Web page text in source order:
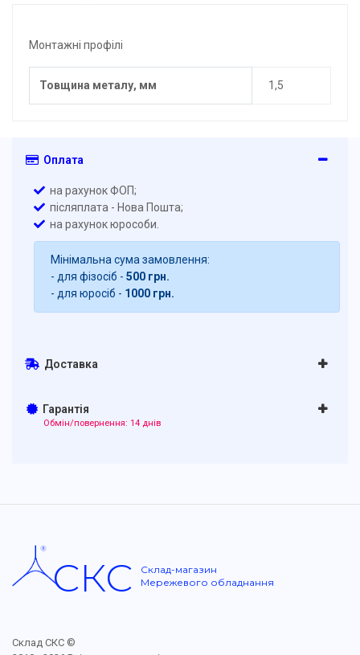
Монтажні профілі
Товщина металу, мм 1,5
Оплата
на рахунок ФОП;
післяплата - Нова Пошта;
на рахунок юрособи.
Мінімальна сума замовлення:
- для фізосіб - 500 грн.
- для юросіб - 1000 грн.
Доставка
Гарантія
Обмін/повернення: 14 днів
СКС
Склад-магазин
Мережевого обладнання
Склад СКС ©